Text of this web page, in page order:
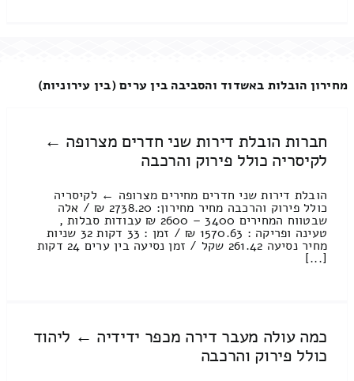
מחירון הובלות באשדוד והסביבה בין ערים (בין עירוניות)
חברות הובלת דירות שני חדרים מצרופה ←
לקיסריה כולל פירוק והרכבה
הובלת דירות שני חדרים מחירים מצרופה ← לקיסריה
כולל פירוק והרכבה מחיר מחירון: 2738.20 ₪ / אלה
שבטווח המחירים 3400 – 2600 ₪ עבודות סבלות ,
טעינה ופריקה : 1570.63 ₪ / זמן : 33 דקות 32 שניות
מחיר נסיעה 261.42 שקל / זמן נסיעה בין ערים 24 דקות
[...]
כמה עולה מעבר דירה מכפר ידידיה ← ליהוד
כולל פירוק והרכבה